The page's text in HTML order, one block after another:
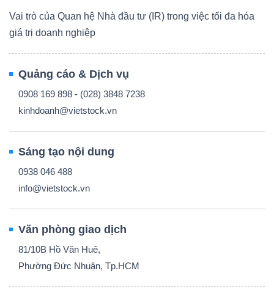
Vai trò của Quan hệ Nhà đầu tư (IR) trong việc tối đa hóa
giá trị doanh nghiệp
Quảng cáo & Dịch vụ
0908 169 898 - (028) 3848 7238
kinhdoanh@vietstock.vn
Sáng tạo nội dung
0938 046 488
info@vietstock.vn
Văn phòng giao dịch
81/10B Hồ Văn Huê,
Phường Đức Nhuận, Tp.HCM